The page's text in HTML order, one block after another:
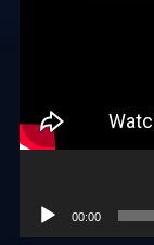
00:00